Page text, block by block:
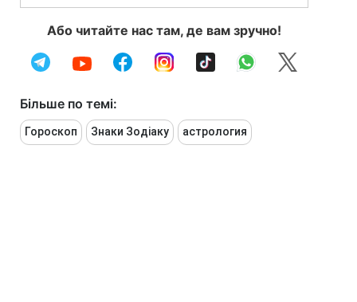
Або читайте нас там, де вам зручно!
Більше по темі:
Гороскоп Знаки Зодіаку астрология